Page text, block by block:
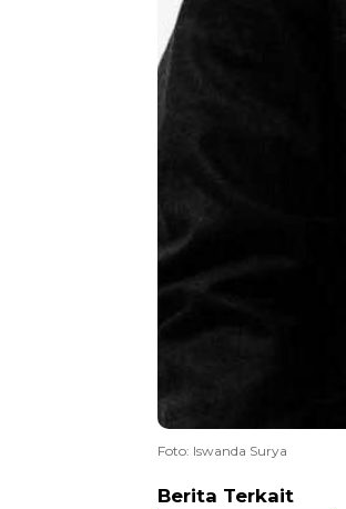
Foto: Iswanda Surya
Berita Terkait